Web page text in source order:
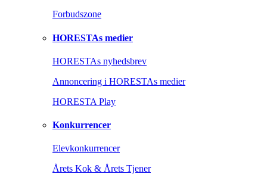
Forbudszone
HORESTAs medier
HORESTAs nyhedsbrev
Annoncering i HORESTAs medier
HORESTA Play
Konkurrencer
Elevkonkurrencer
Årets Kok & Årets Tjener